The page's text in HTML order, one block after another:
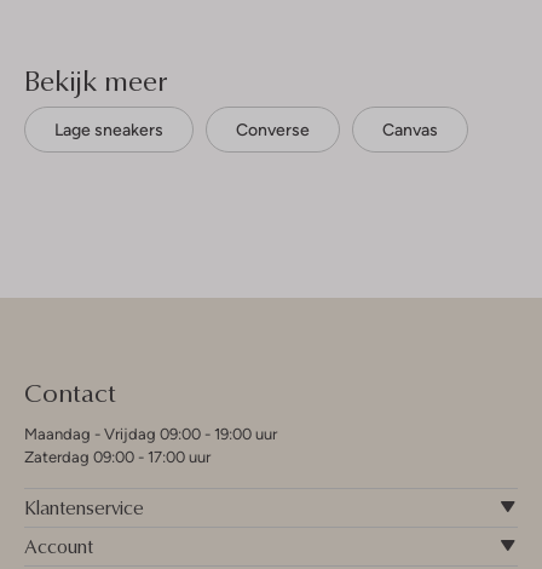
Bekijk meer
Lage sneakers Converse Canvas
Contact
Maandag - Vrijdag 09:00 - 19:00 uur
Zaterdag 09:00 - 17:00 uur
Klantenservice
Account